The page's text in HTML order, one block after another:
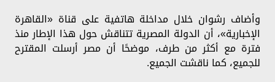
وأضاف رشوان خلال مداخلة هاتفية على قناة «القاهرة
الإخبارية»، أن الدولة المصرية تتناقش حول هذا الإطار منذ
فترة مع أكثر من طرف، موضحًا أن مصر أرسلت المقترح
للجميع، كما ناقشت الجميع.